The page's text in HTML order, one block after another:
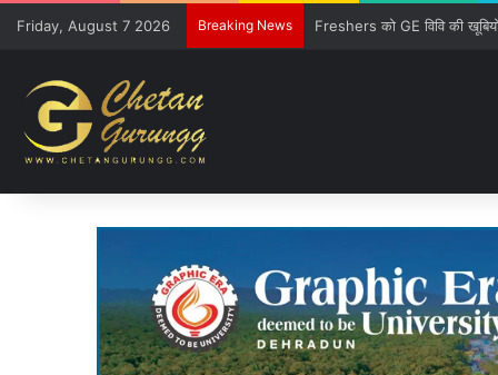
Friday, August 7 2026 Breaking News CM की गुजारिश-रेल मंत्री की